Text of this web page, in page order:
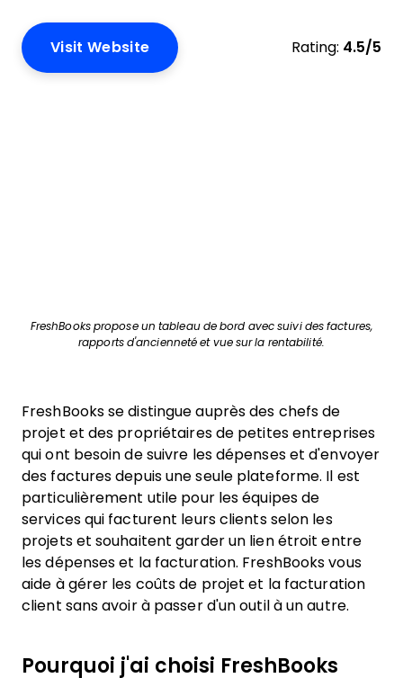
Visit Website Rating: 4.5/5
FreshBooks propose un tableau de bord avec suivi des factures,
rapports d'ancienneté et vue sur la rentabilité.
FreshBooks se distingue auprès des chefs de
projet et des propriétaires de petites entreprises
qui ont besoin de suivre les dépenses et d'envoyer
des factures depuis une seule plateforme. Il est
particulièrement utile pour les équipes de
services qui facturent leurs clients selon les
projets et souhaitent garder un lien étroit entre
les dépenses et la facturation. FreshBooks vous
aide à gérer les coûts de projet et la facturation
client sans avoir à passer d'un outil à un autre.
Pourquoi j'ai choisi FreshBooks